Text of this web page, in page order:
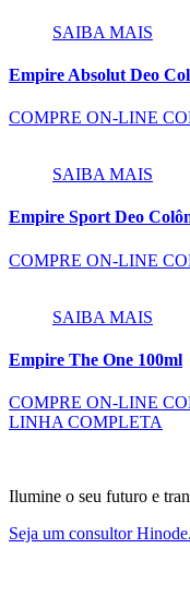
SAIBA MAIS
Empire Absolut Deo
COMPRE ON-LINE
SAIBA MAIS
Empire Sport Deo
COMPRE ON-LINE
SAIBA MAIS
Empire The One 100ml
COMPRE ON-LINE
LINHA COMPLETA
Ilumine o seu futuro e
Seja um consultor Hinode.